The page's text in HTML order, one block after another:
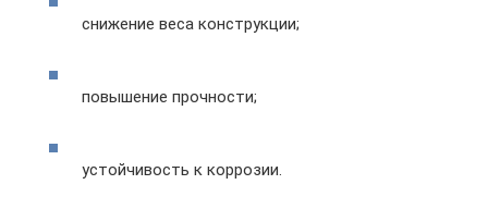
снижение веса конструкции;
повышение прочности;
устойчивость к коррозии.